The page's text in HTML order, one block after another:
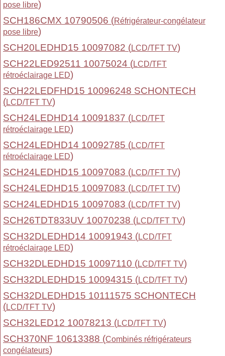
pose libre)
SCH186CMX 10790506 (Réfrigérateur-congélateur
pose libre)
SCH20LEDHD15 10097082 (LCD/TFT TV)
SCH22LED92511 10075024 (LCD/TFT
rétroéclairage LED)
SCH22LEDFHD15 10096248 SCHONTECH
(LCD/TFT TV)
SCH24LEDHD14 10091837 (LCD/TFT
rétroéclairage LED)
SCH24LEDHD14 10092785 (LCD/TFT
rétroéclairage LED)
SCH24LEDHD15 10097083 (LCD/TFT TV)
SCH24LEDHD15 10097083 (LCD/TFT TV)
SCH24LEDHD15 10097083 (LCD/TFT TV)
SCH26TDT833UV 10070238 (LCD/TFT TV)
SCH32DLEDHD14 10091943 (LCD/TFT
rétroéclairage LED)
SCH32DLEDHD15 10097110 (LCD/TFT TV)
SCH32DLEDHD15 10094315 (LCD/TFT TV)
SCH32DLEDHD15 10111575 SCHONTECH
(LCD/TFT TV)
SCH32LED12 10078213 (LCD/TFT TV)
SCH370NF 10613388 (Combinés réfrigérateurs
congélateurs)